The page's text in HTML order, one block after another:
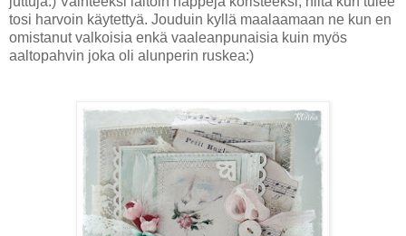
tosi harvoin käytettyä. Jouduin kyllä maalaamaan ne kun en
omistanut valkoisia enkä vaaleanpunaisia kuin myös
aaltopahvin joka oli alunperin ruskea:)